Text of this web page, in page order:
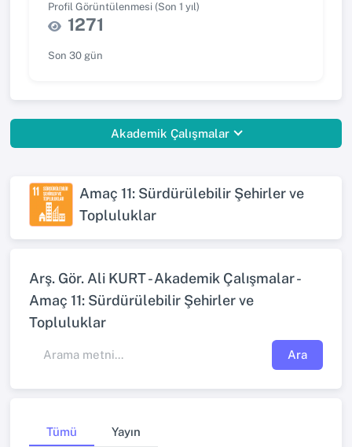
Profil Görüntülenmesi (Son 1 yıl)
1271
Son 30 gün
Akademik Çalışmalar
Amaç 11: Sürdürülebilir Şehirler ve
Topluluklar
Arş. Gör. Ali KURT - Akademik Çalışmalar -
Amaç 11: Sürdürülebilir Şehirler ve
Topluluklar
Ara
Tümü Yayın